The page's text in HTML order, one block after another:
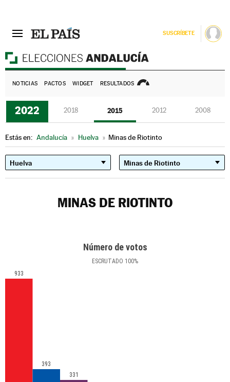
SUSCRÍBETE
NOTICIAS PACTOS WIDGET RESULTADOS
2022 2018 2015 2012 2008
Estás en: Andalucía » Huelva » Minas de Riotinto
MINAS DE RIOTINTO
Número de votos
ESCRUTADO 100%
933
393
331